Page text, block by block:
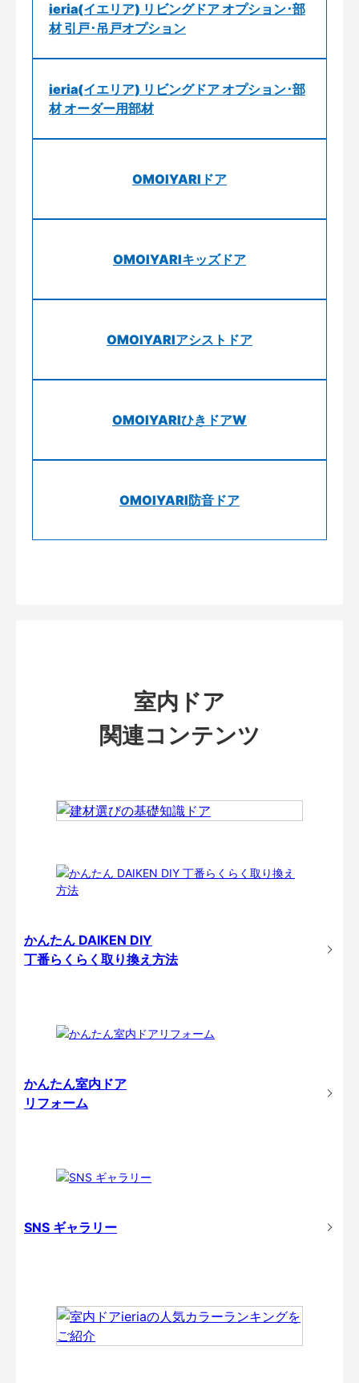
ieria(イエリア) リビングドア オプション･部
材 引戸･吊戸オプション
ieria(イエリア) リビングドア オプション･部
材 オーダー用部材
OMOIYARIドア
OMOIYARIキッズドア
OMOIYARIアシストドア
OMOIYARIひきドアW
OMOIYARI防音ドア
室内ドア
関連コンテンツ
かんたん DAIKEN DIY
丁番らくらく取り換え方法
かんたん室内ドア
リフォーム
SNS ギャラリー